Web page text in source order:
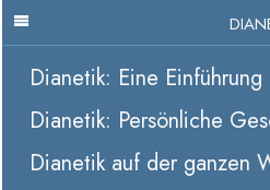
Dianetik: Eine Einführung
Dianetik: Persönliche
Dianetik auf der ganzen